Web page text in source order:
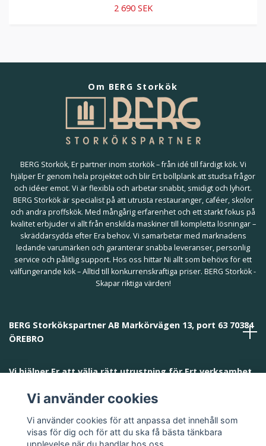
2 690 SEK
Om BERG Storkök
BERG Storkök, Er partner inom storkök – från idé till färdigt kök. Vi
hjälper Er genom hela projektet och blir Ert bollplank att studsa frågor
och idéer emot. Vi är flexibla och arbetar snabbt, smidigt och lyhört.
BERG Storkök är specialist på att utrusta restauranger, caféer, skolor
och andra proffskök. Med mångårig erfarenhet och ett starkt fokus på
kvalitet erbjuder vi allt från enskilda maskiner till kompletta lösningar –
skräddarsydda efter Era behov. Vi samarbetar med marknadens
ledande varumärken och garanterar snabba leveranser, personlig
service och pålitlig support. Hos oss hittar Ni allt som behövs för ett
välfungerande kök – Alltid till konkurrenskraftiga priser. BERG Storkök -
Skapar riktiga värden!
BERG Storkökspartner AB Markörvägen 13, port 63 70384
ÖREBRO
Vi hjälper Er att välja rätt utrustning för Ert verksamhet
Vi använder cookies
Vi använder cookies för att anpassa det innehåll som
visas för dig och för att du ska få bästa tänkbara
upplevelse när du handlar hos oss.